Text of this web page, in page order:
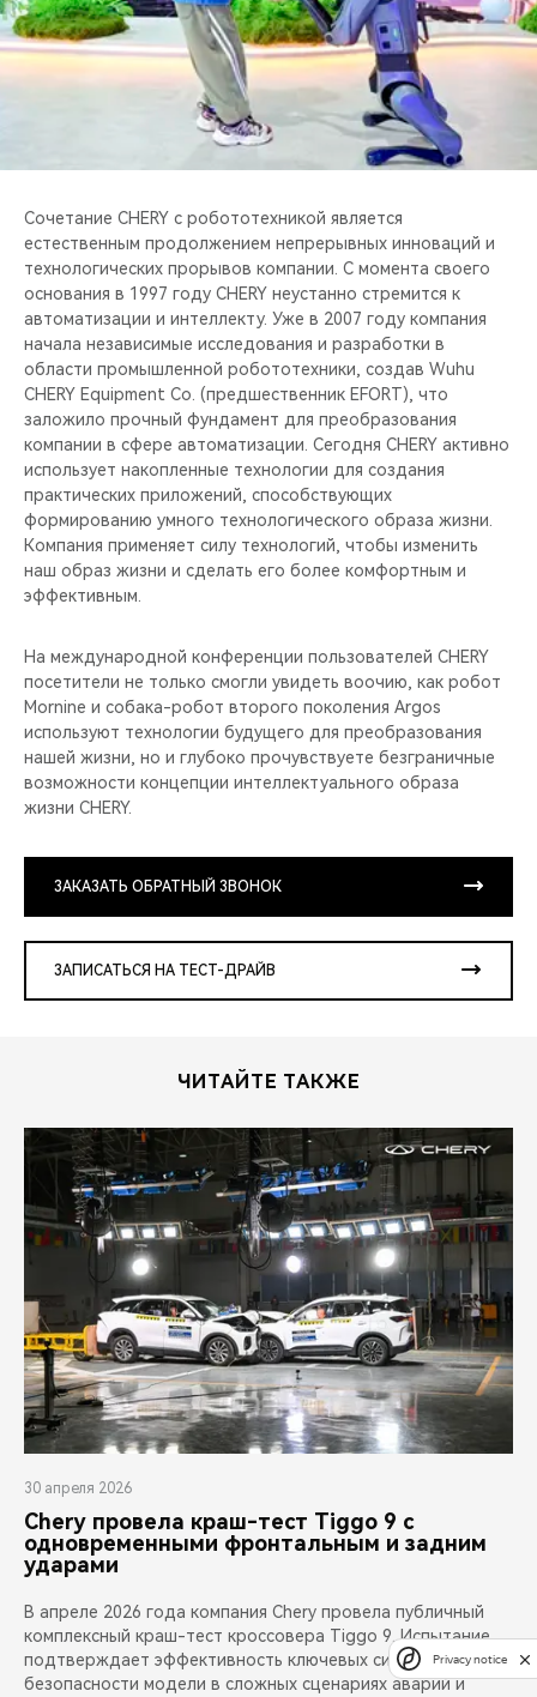
Сочетание CHERY с робототехникой является
естественным продолжением непрерывных инноваций и
технологических прорывов компании. С момента своего
основания в 1997 году CHERY неустанно стремится к
автоматизации и интеллекту. Уже в 2007 году компания
начала независимые исследования и разработки в
области промышленной робототехники, создав Wuhu
CHERY Equipment Co. (предшественник EFORT), что
заложило прочный фундамент для преобразования
компании в сфере автоматизации. Сегодня CHERY активно
использует накопленные технологии для создания
практических приложений, способствующих
формированию умного технологического образа жизни.
Компания применяет силу технологий, чтобы изменить
наш образ жизни и сделать его более комфортным и
эффективным.
На международной конференции пользователей CHERY
посетители не только смогли увидеть воочию, как робот
Mornine и собака-робот второго поколения Argos
используют технологии будущего для преобразования
нашей жизни, но и глубоко прочувствуете безграничные
возможности концепции интеллектуального образа
жизни CHERY.
ЗАКАЗАТЬ ОБРАТНЫЙ ЗВОНОК
ЗАПИСАТЬСЯ НА ТЕСТ-ДРАЙВ
ЧИТАЙТЕ ТАКЖЕ
30 апреля 2026
Chery провела краш-тест Tiggo 9 с
одновременными фронтальным и задним
ударами
В апреле 2026 года компания Chery провела публичный
комплексный краш-тест кроссовера Tiggo 9. Испытание
подтверждает эффективность ключевых систем
безопасности модели в сложных сценариях аварий и
Privacy notice